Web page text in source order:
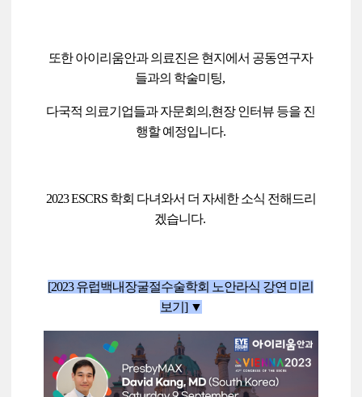
또한 아이리움안과 의료진은 현지에서 공동연구자
들과의 학술미팅,
다국적 의료기업들과 자문회의,현장 인터뷰 등을 진
행할 예정입니다.
2023ESCRS 학회 다녀와서 더 자세한 소식 전해드리
겠습니다.
[2023 유럽백내장굴절수술학회 노안라식 강연 미리
보기] ▼